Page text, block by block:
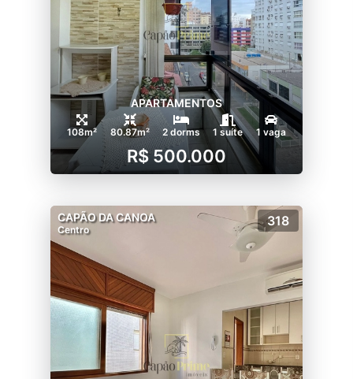
APARTAMENTOS
108m² 80.87m² 2 dorms 1 suíte 1 vaga
R$ 500.000
CAPÃO DA CANOA
Centro
318